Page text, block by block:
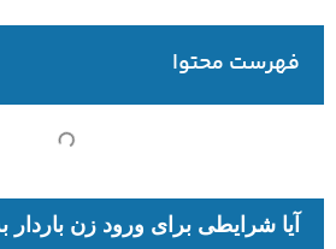
فهرست محتوا
آیا شرایطی برای ورود زن باردار